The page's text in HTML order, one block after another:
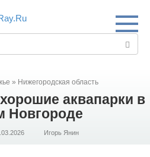
» Нижегородская область
аквапарки в
Новгороде
Игорь Янин